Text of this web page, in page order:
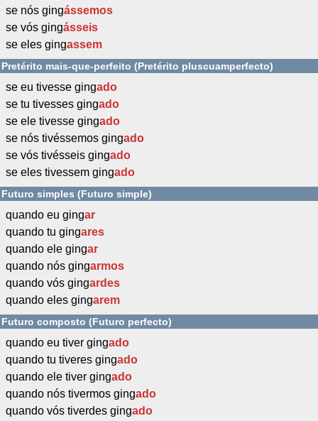
se nós gingássemos
se vós gingásseis
se eles gingassem
Pretérito mais-que-perfeito (Pretérito pluscuamperfecto)
se eu tivesse gingado
se tu tivesses gingado
se ele tivesse gingado
se nós tivéssemos gingado
se vós tivésseis gingado
se eles tivessem gingado
Futuro simples (Futuro simple)
quando eu gingar
quando tu gingares
quando ele gingar
quando nós gingarmos
quando vós gingardes
quando eles gingarem
Futuro composto (Futuro perfecto)
quando eu tiver gingado
quando tu tiveres gingado
quando ele tiver gingado
quando nós tivermos gingado
quando vós tiverdes gingado